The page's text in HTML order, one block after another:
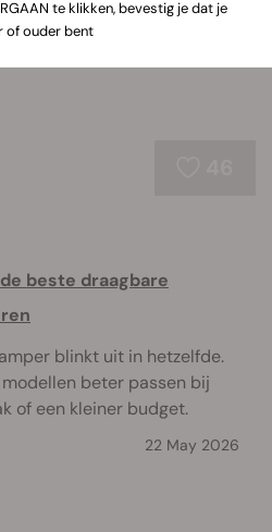
beste draagbare
blinkt uit in hetzelfde.
beter passen bij
of een kleiner budget.
22 May 2026
te klikken, bevestig je dat je
of ouder bent